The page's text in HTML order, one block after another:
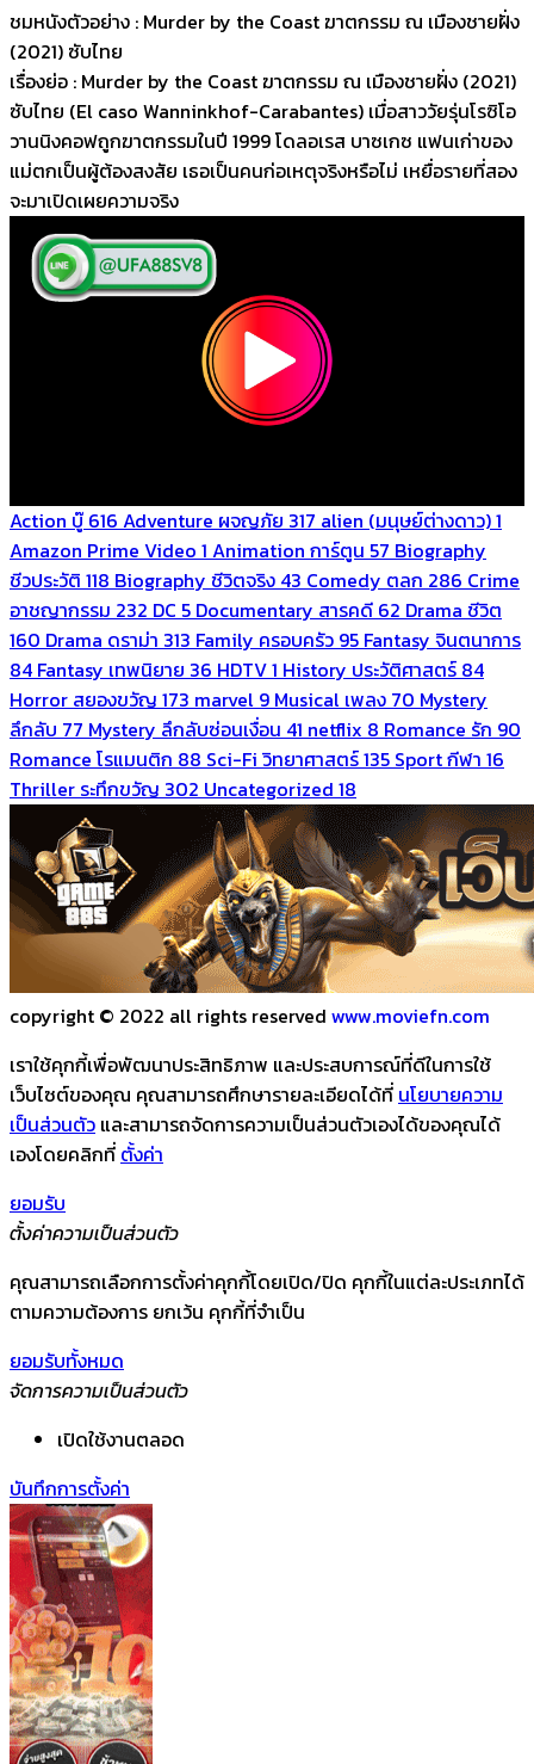
ชมหนังตัวอย่าง : Murder by the Coast ฆาตกรรม ณ เมืองชายฝั่ง
(2021) ซับไทย
เรื่องย่อ : Murder by the Coast ฆาตกรรม ณ เมืองชายฝั่ง (2021)
ซับไทย (El caso Wanninkhof-Carabantes) เมื่อสาววัยรุ่นโรซิโอ
วานนิงคอฟถูกฆาตกรรมในปี 1999 โดลอเรส บาซเกซ แฟนเก่าของ
แม่ตกเป็นผู้ต้องสงสัย เธอเป็นคนก่อเหตุจริงหรือไม่ เหยื่อรายที่สอง
จะมาเปิดเผยความจริง
Action บู๊ 616 Adventure ผจญภัย 317 alien (มนุษย์ต่างดาว)1
Amazon Prime Video 1 Animation การ์ตูน 57 Biography
ชีวประวัติ 118 Biography ชีวิตจริง 43 Comedy ตลก 286 Crime
อาชญากรรม 232 DC 5 Documentary สารคดี 62 Drama ชีวิต
160 Drama ดราม่า 313 Family ครอบครัว 95 Fantasy จินตนาการ
84 Fantasy เทพนิยาย 36 HDTV1 History ประวัติศาสตร์ 84
Horror สยองขวัญ 173 marvel 9 Musical เพลง 70 Mystery
ลึกลับ 77 Mystery ลึกลับซ่อนเงื่อน 41 netflix 8 Romance รัก 90
Romance โรแมนติก 88 Sci-Fi วิทยาศาสตร์135 Sport กีฬา 16
Thriller ระทึกขวัญ 302 Uncategorized 18
copyright © 2022 all rights reserved www.moviefn.com
เราใช้คุกกี้เพื่อพัฒนาประสิทธิภาพ และประสบการณ์ที่ดีในการใช้
เว็บไซต์ของคุณ คุณสามารถศึกษารายละเอียดได้ที่ นโยบายความ
เป็นส่วนตัว และสามารถจัดการความเป็นส่วนตัวเองได้ของคุณได้
เองโดยคลิกที่ ตั้งค่า
ยอมรับ
ตั้งค่าความเป็นส่วนตัว
คุณสามารถเลือกการตั้งค่าคุกกี้โดยเปิด/ปิด คุกกี้ในแต่ละประเภทได้
ตามความต้องการ ยกเว้น คุกกี้ที่จำเป็น
ยอมรับทั้งหมด
จัดการความเป็นส่วนตัว
เปิดใช้งานตลอด
บันทึกการตั้งค่า